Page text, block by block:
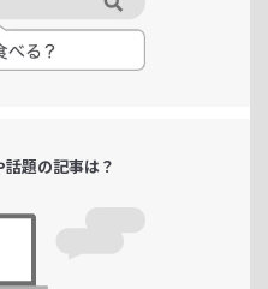
話題の記事は？